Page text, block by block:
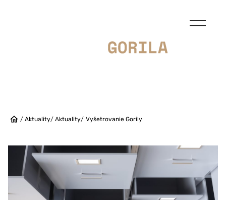
/ Aktuality/ Aktuality/ Vyšetrovanie Gorily